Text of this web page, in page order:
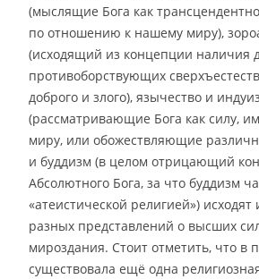
(мыслящие Бога как
по отношению к нашему миру),
(исходящий из концепции наличия
противоборствующих
доброго и злого), язычество и
(рассматривающие Бога как силу,
миру, или обожествляющие
и буддизм (в целом отрицающий
Абсолютного Бога, за что буддизм
«атеистической религией»)
разных представлений о высших
мироздания. Стоит отметить, что в
существовала ещё одна